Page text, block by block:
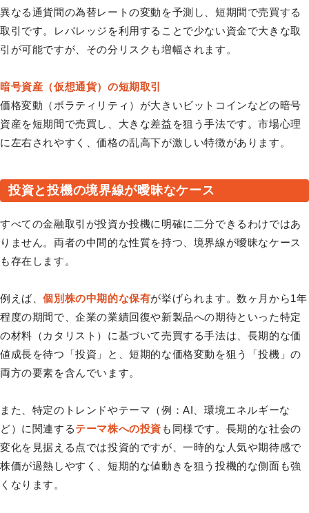
異なる通貨間の為替レートの変動を予測し、短期間で売買する
取引です。レバレッジを利用することで少ない資金で大きな取
引が可能ですが、その分リスクも増幅されます。
暗号資産（仮想通貨）の短期取引
価格変動（ボラティリティ）が大きいビットコインなどの暗号
資産を短期間で売買し、大きな差益を狙う手法です。市場心理
に左右されやすく、価格の乱高下が激しい特徴があります。
投資と投機の境界線が曖昧なケース
すべての金融取引が投資か投機に明確に二分できるわけではあ
りません。両者の中間的な性質を持つ、境界線が曖昧なケース
も存在します。
例えば、個別株の中期的な保有が挙げられます。数ヶ月から1年
程度の期間で、企業の業績回復や新製品への期待といった特定
の材料（カタリスト）に基づいて売買する手法は、長期的な価
値成長を待つ「投資」と、短期的な価格変動を狙う「投機」の
両方の要素を含んでいます。
また、特定のトレンドやテーマ（例：AI、環境エネルギーな
ど）に関連するテーマ株への投資 も同様です。長期的な社会の
変化を見据える点では投資的ですが、一時的な人気や期待感で
株価が過熱しやすく、短期的な値動きを狙う投機的な側面も強
くなります。